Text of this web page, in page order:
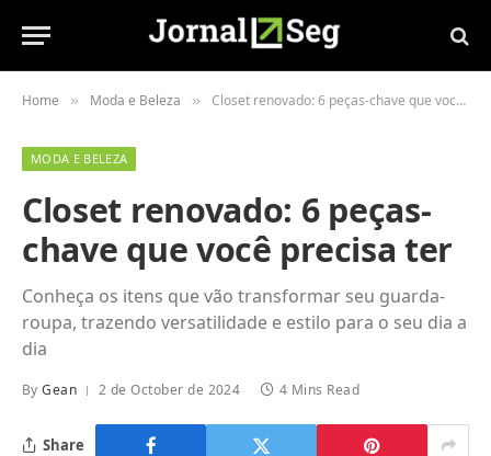
Home » Moda e Beleza » Closet renovado: 6 peças-chave que você precisa ter
MODA E BELEZA
Closet renovado: 6 peças-
chave que você precisa ter
Conheça os itens que vão transformar seu guarda-
roupa, trazendo versatilidade e estilo para o seu dia a
dia
By Gean 2 de October de 2024 4 Mins Read
Share